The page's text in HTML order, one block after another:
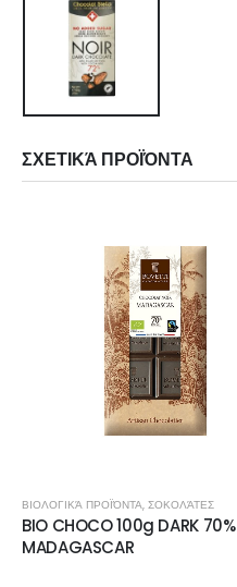
ΣΧΕΤΙΚΆ ΠΡΟΪΌΝΤΑ
ΒΙΟΛΟΓΙΚΆ ΠΡΟΪΌΝΤΑ, ΣΟΚΟΛΆΤΕΣ
BIO CHOCO 100g DARK 70%
MADAGASCAR